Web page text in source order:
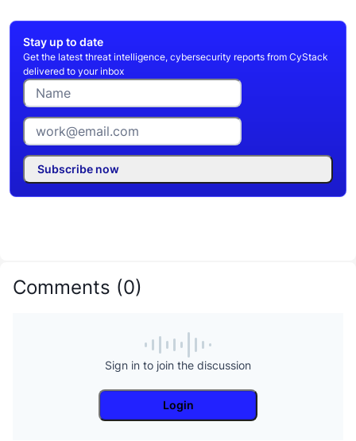
Stay up to date
Get the latest threat intelligence, cybersecurity reports from CyStack
delivered to your inbox
Subscribe now
Comments (0)
Sign in to join the discussion
Login